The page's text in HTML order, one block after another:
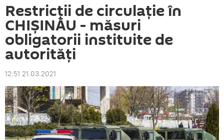
Restricții de circulație în
CHIȘINĂU - măsuri
obligatorii instituite de
autorități
12:51 21.03.2021